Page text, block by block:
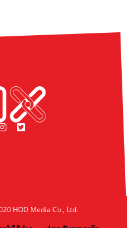
HOD Media Co., Ltd.